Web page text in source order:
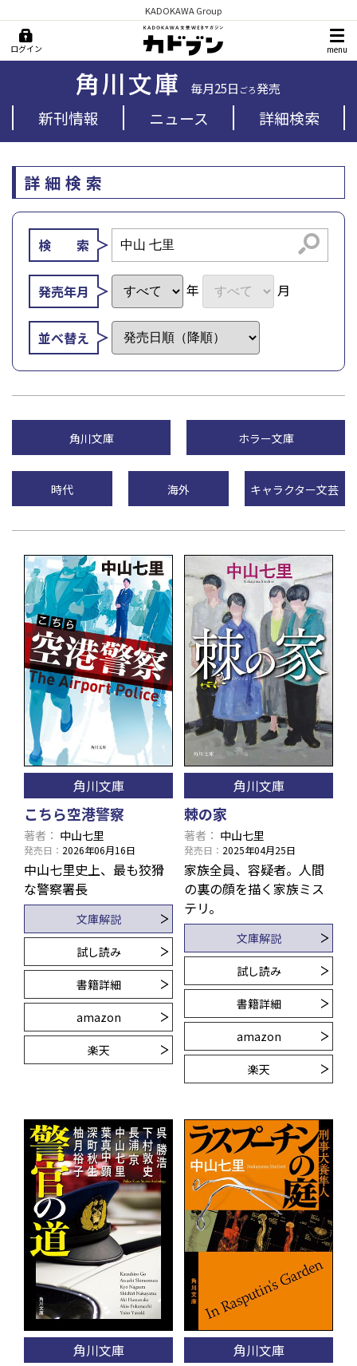
KADOKAWA Group
ログイン menu
毎月25日 ごろ発売
新刊情報 ニュース 詳細検索
詳細検索
検 索 検索
発売年月 年 月
並べ替え
角川文庫 ホラー文庫
時代 海外 キャラクター文芸
角川文庫
こちら空港警察
著者 中山七里
発売日 2026年06月16日
中山七里史上、最も狡猾
な警察署長
文庫解説
試し読み
書籍詳細
amazon
楽天
角川文庫
棘の家
著者 中山七里
発売日 2025年04月25日
家族全員、容疑者。人間
の裏の顔を描く家族ミス
テリ。
文庫解説
試し読み
書籍詳細
amazon
楽天
角川文庫 角川文庫